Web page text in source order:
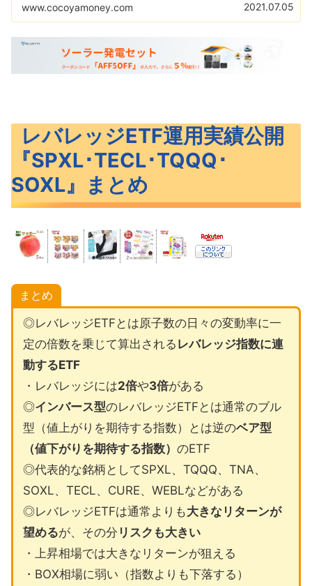
的なレバレッジETFの紹介と比較を解説！
www.cocoyamoney.com 2021.07.05
レバレッジETF運用実績公開
『SPXL･TECL･TQQQ･
SOXL』まとめ
まとめ
◎レバレッジETFとは原子数の日々の変動率に一
定の倍数を乗じて算出される レバレッジ指数に連
動するETF
・レバレッジには2倍や3倍がある
◎インバース型のレバレッジETFとは通常のブル
型（値上がりを期待する指数）とは逆のベア型
（値下がりを期待する指数） のETF
◎代表的な銘柄としてSPXL、TQQQ、TNA、
SOXL、TECL、CURE、WEBLなどがある
◎レバレッジETFは通常よりも大きなリターンが
望めるが、その分 リスクも大きい
・上昇相場では大きなリターンが狙える
・BOX相場に弱い（指数よりも下落する）